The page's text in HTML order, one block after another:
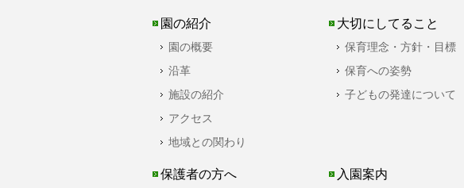
園の紹介
園の概要
沿革
施設の紹介
アクセス
地域との関わり
大切にしてること
保育理念・方針・目標
保育への姿勢
子どもの発達について
保護者の方へ 入園案内